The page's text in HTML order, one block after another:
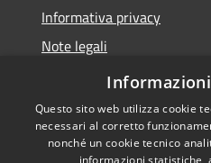
Informativa privacy
Note legali
Dichiarazione di accessibilità
Questo sito web utilizza cookie
necessari al corretto
nonché un cookie tecnico
informazioni statistiche,